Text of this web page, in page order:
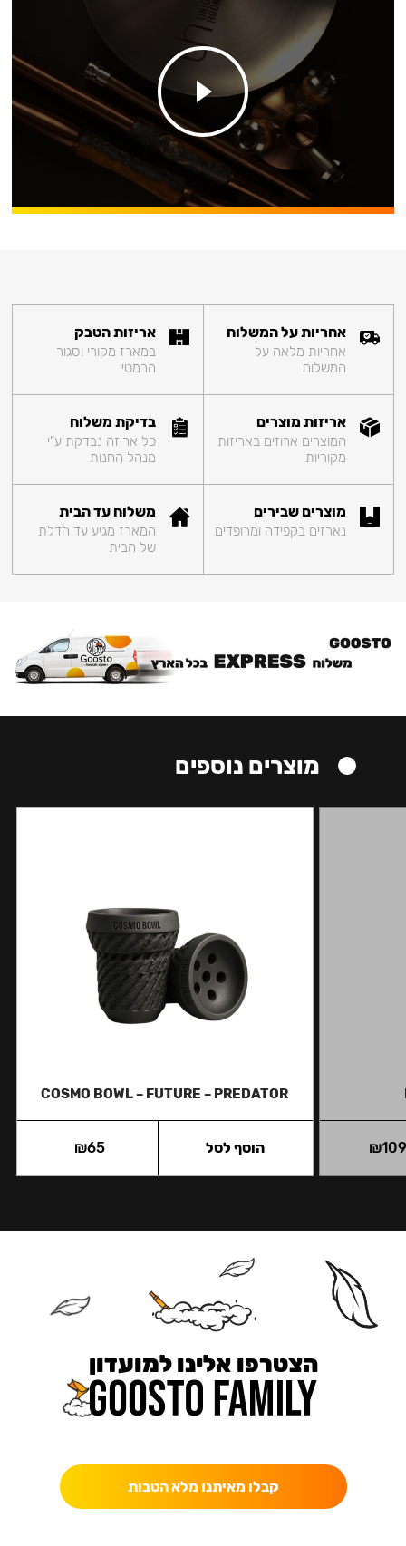
אחריות על המשלוח
אחריות מלאה על
המשלוח
אריזות הטבק
במארז מקורי וסגור
הרמטי
אריזות מוצרים
המוצרים ארוזים באריזות
מקוריות
בדיקת משלוח
כל אריזה נבדקת ע"י
מנהל החנות
מוצרים שבירים
נארזים בקפידה ומרופדים
משלוח עד הבית
המארז מגיע עד הדלת
של הבית
מוצרים נוספים
₪
COSMO BOWL – FUTURE – PREDATOR
₪65 הוסף לסל
הצטרפו אלינו למועדון
קבלו מאיתנו מלא הטבות